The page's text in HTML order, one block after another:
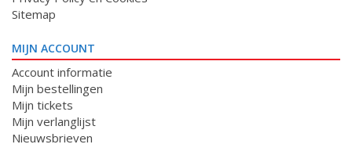
Sitemap
MIJN ACCOUNT
Account informatie
Mijn bestellingen
Mijn tickets
Mijn verlanglijst
Nieuwsbrieven